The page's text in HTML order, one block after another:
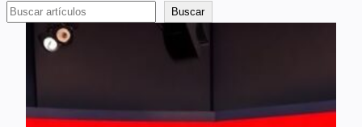
Buscar
Buscar